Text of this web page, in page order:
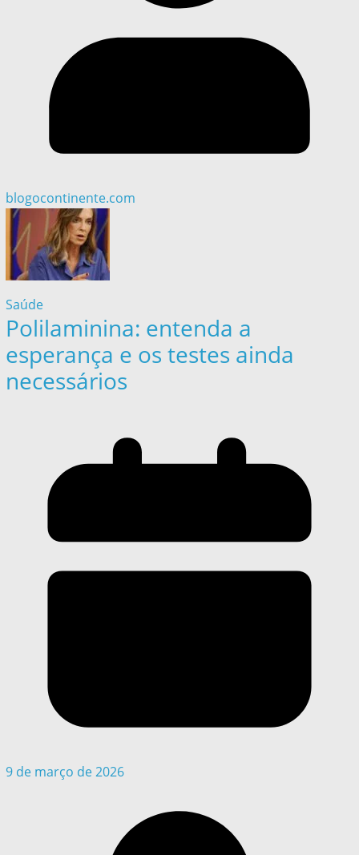
blogocontinente.com
Saúde
Polilaminina: entenda a
esperança e os testes ainda
necessários
9 de março de 2026